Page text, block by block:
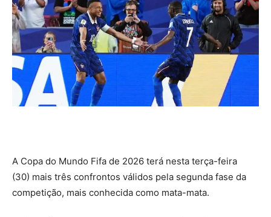
A Copa do Mundo Fifa de 2026 terá nesta terça-feira
(30) mais três confrontos válidos pela segunda fase da
competição, mais conhecida como mata-mata.